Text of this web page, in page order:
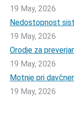
19 May, 2026
Nedostopnost
19 May, 2026
Orodje za
19 May, 2026
Motnje pri
19 May, 2026